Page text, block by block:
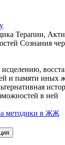
Терапии,
Сознания
и памяти иных
в ней